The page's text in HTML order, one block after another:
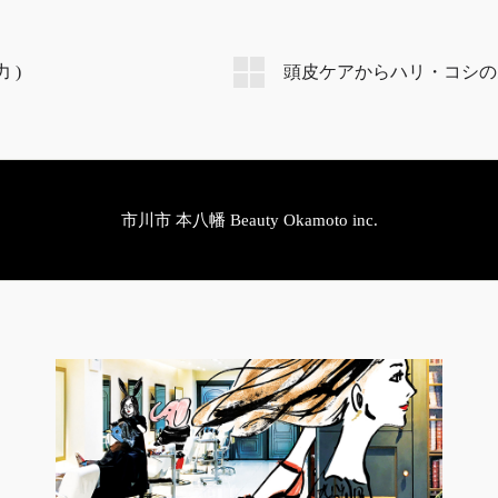
市川市 本八幡 Beauty Okamoto inc.